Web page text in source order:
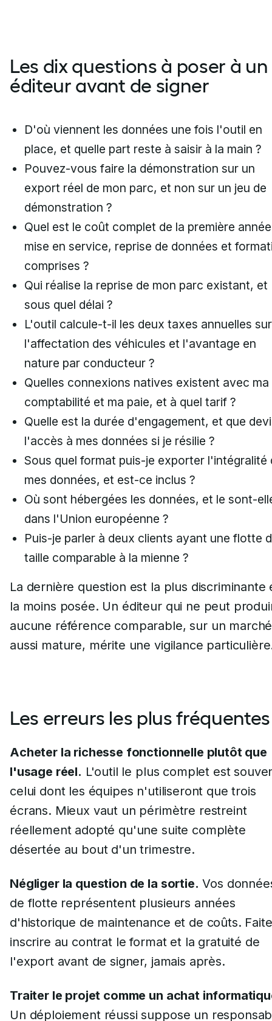
Les dix questions à poser à un
éditeur avant de signer
D'où viennent les données une fois l'outil en
place, et quelle part reste à saisir à la main ?
Pouvez-vous faire la démonstration sur un
export réel de mon parc, et non sur un jeu de
démonstration ?
Quel est le coût complet de la première
mise en service, reprise de données et
comprises ?
Qui réalise la reprise de mon parc existant, et
sous quel délai ?
L'outil calcule-t-il les deux taxes annuelles sur
l'affectation des véhicules et l'avantage en
nature par conducteur ?
Quelles connexions natives existent avec ma
comptabilité et ma paie, et à quel tarif ?
Quelle est la durée d'engagement, et que
l'accès à mes données si je résilie ?
Sous quel format puis-je exporter l'intégralité
mes données, et est-ce inclus ?
Où sont hébergées les données, et le sont-
dans l'Union européenne ?
Puis-je parler à deux clients ayant une flotte
taille comparable à la mienne ?
La dernière question est la plus discriminante
la moins posée. Un éditeur qui ne peut
aucune référence comparable, sur un marché
aussi mature, mérite une vigilance
Les erreurs les plus fréquentes
Acheter la richesse fonctionnelle plutôt que
l'usage réel. L'outil le plus complet est
celui dont les équipes n'utiliseront que trois
écrans. Mieux vaut un périmètre restreint
réellement adopté qu'une suite complète
désertée au bout d'un trimestre.
Négliger la question de la sortie. Vos
de flotte représentent plusieurs années
d'historique de maintenance et de coûts.
inscrire au contrat le format et la gratuité de
l'export avant de signer, jamais après.
Traiter le projet comme un achat
Un déploiement réussi suppose un